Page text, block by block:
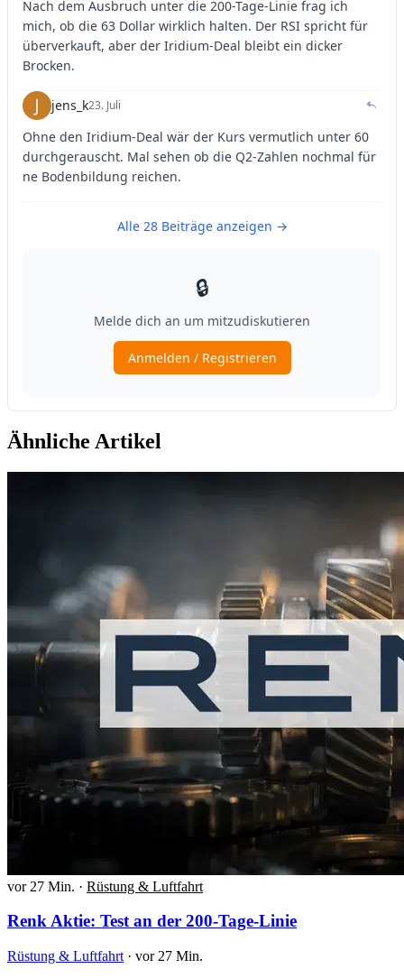
Ähnliche Artikel
vor 27 Min. · Rüstung & Luftfahrt
Renk Aktie: Test an der 200-Tage-Linie
Rüstung & Luftfahrt · vor 27 Min.